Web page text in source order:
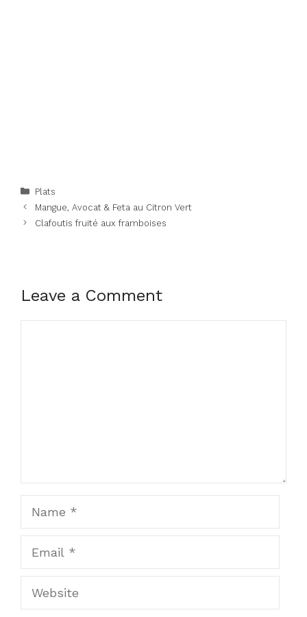
Categories
Plats
Mangue, Avocat & Feta au Citron Vert
Clafoutis fruité aux framboises
Leave a Comment